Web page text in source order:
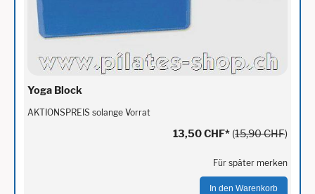
Yoga Block
AKTIONSPREIS solange Vorrat
13,50 CHF* (15,90 CHF)
Für später merken
In den Warenkorb